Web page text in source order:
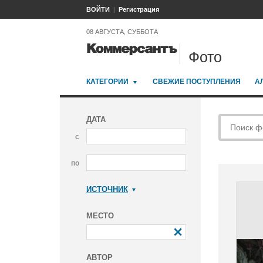
ВОЙТИ Регистрация
08 АВГУСТА, СУББОТА
Фото
КАТЕГОРИИ СВЕЖИЕ ПОСТУПЛЕНИЯ
ДАТА
с
по
ИСТОЧНИК
МЕСТО
АВТОР